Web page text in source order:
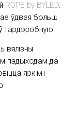
ROPE by BYLED.
ўдвая больш
гардэробную.
вялізны
падыходам да
яркім і